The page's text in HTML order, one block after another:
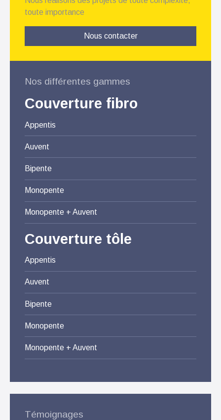
toute importance
Nous contacter
Nos différentes gammes
Couverture fibro
Appentis
Auvent
Bipente
Monopente
Monopente + Auvent
Couverture tôle
Appentis
Auvent
Bipente
Monopente
Monopente + Auvent
Témoignages